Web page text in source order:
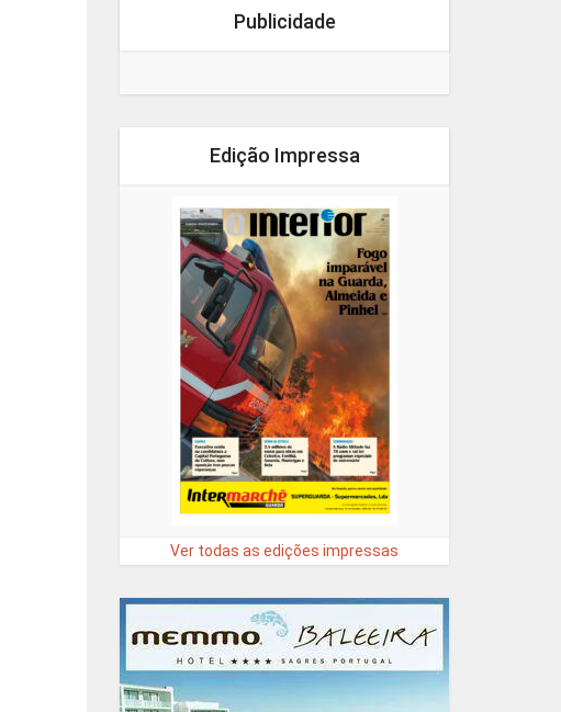
Publicidade
Edição Impressa
Ver todas as edições impressas